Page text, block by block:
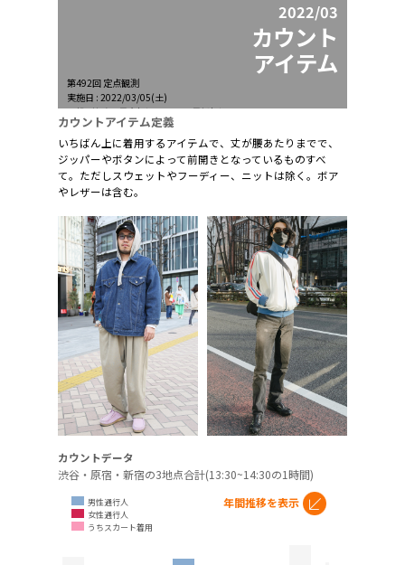
2022/03
カウント
アイテム
第492回 定点観測
実施日 : 2022/03/05(土)
天候 : 快晴、最高気温17.9℃、最低気温4.3℃
カウントアイテム定義
いちばん上に着用するアイテムで、丈が腰あたりまでで、
ジッパーやボタンによって前開きとなっているものすべ
て。ただしスウェットやフーディー、ニットは除く。ボア
やレザーは含む。
カウントデータ
渋谷・原宿・新宿の3地点合計(13:30~14:30の1時間)
男性通行人
女性通行人
うちスカート着用
年間推移を表示